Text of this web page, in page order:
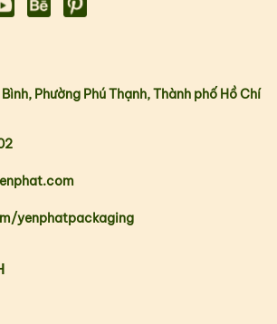
Phường Phú Thạnh, Thành phố Hồ Chí
yenphatpackaging